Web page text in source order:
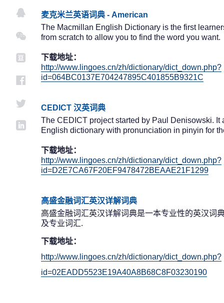
麦克米兰英语词典 - American
The Macmillan English Dictionary is the first
from scratch to allow you to find the word you want.
下载地址：
http://www.lingoes.cn/zh/dictionary/dict_down.php?
id=064BC0137E704247895C401855B9321C
CEDICT 汉英词典
The CEDICT project started by Paul Denisowski.
English dictionary with pronunciation in pinyin for
下载地址：
http://www.lingoes.cn/zh/dictionary/dict_down.php?
id=D2E7CA67F20EF9478472BEAAE21F1299
高盛金融词汇英汉详解词典
高盛金融词汇英汉详解词典是一本专业性的英汉词
及专业词汇.
下载地址：
http://www.lingoes.cn/zh/dictionary/dict_down.php?
id=02EADD5523E19A40A8B68C8F03230190